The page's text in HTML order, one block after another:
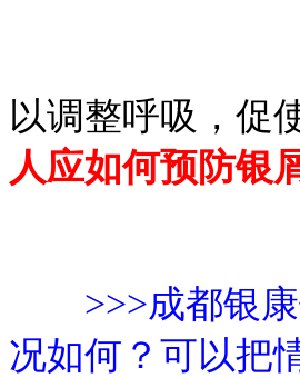
以调整呼吸，促
人应如何预防银
>>>成都银
况如何？可以把